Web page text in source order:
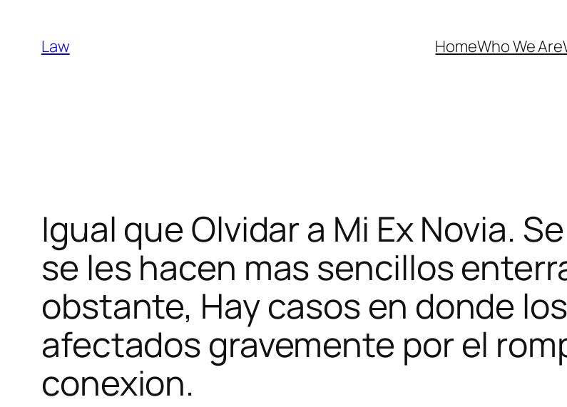
content
Law HomeWho We Are
Igual que Olvidar a Mi Ex Novia.
se les hacen mas sencillos
obstante, Hay casos en donde
afectados gravemente por el
conexion.